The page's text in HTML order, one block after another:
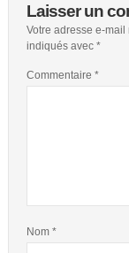
Laisser un
Votre adresse e-
indiqués avec *
Commentaire *
Nom *